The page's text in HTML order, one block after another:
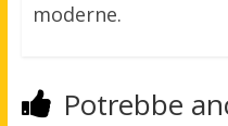
moderne.
Potrebbe